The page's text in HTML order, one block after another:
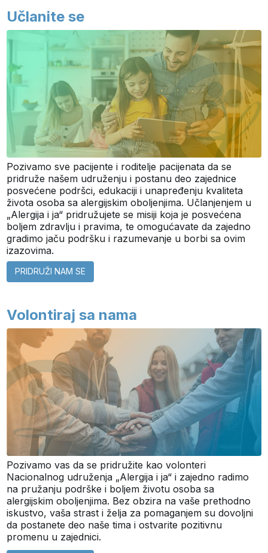
Učlanite se
Pozivamo sve pacijente i roditelje pacijenata da se
pridruže našem udruženju i postanu deo zajednice
posvećene podršci, edukaciji i unapređenju kvaliteta
života osoba sa alergijskim oboljenjima. Učlanjenjem u
„Alergija i ja“ pridružujete se misiji koja je posvećena
boljem zdravlju i pravima, te omogućavate da zajedno
gradimo jaču podršku i razumevanje u borbi sa ovim
izazovima.
PRIDRUŽI NAM SE
Volontiraj sa nama
Pozivamo vas da se pridružite kao volonteri
Nacionalnog udruženja „Alergija i ja“ i zajedno radimo
na pružanju podrške i boljem životu osoba sa
alergijskim oboljenjima. Bez obzira na vaše prethodno
iskustvo, vaša strast i želja za pomaganjem su dovoljni
da postanete deo naše tima i ostvarite pozitivnu
promenu u zajednici.